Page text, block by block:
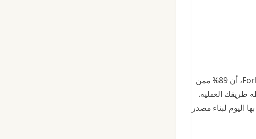
هل تشعر بالضياع وسط مئات المقالات التي تعدك بالثراء السريع من الإنترنت؟ الحقيقة، كما كشفت دراسة حديثة من Forbes، أن 89% ممن
طريقك العملية.
بها اليوم لبناء مصدر